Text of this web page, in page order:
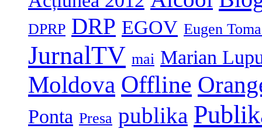
DPRP DRP EGOV Eugen
JurnalTV mai Marian
Moldova Offline
Ponta Presa publika